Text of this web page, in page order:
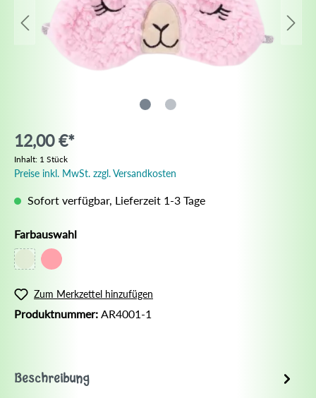
12,00 €*
Inhalt: 1 Stück
Preise inkl. MwSt. zzgl. Versandkosten
Sofort verfügbar, Lieferzeit 1-3 Tage
Farbauswahl
Zum Merkzettel hinzufügen
Produktnummer: AR4001-1
Beschreibung